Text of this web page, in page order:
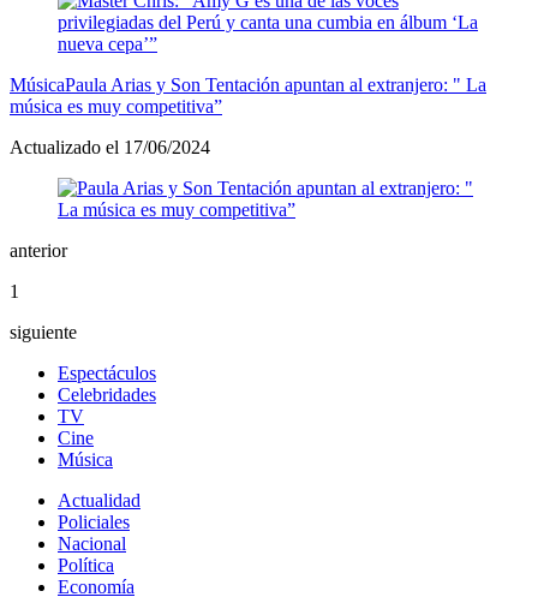
MúsicaPaula Arias y Son Tentación apuntan al extranjero: " La
música es muy competitiva”
Actualizado el 17/06/2024
anterior
1
siguiente
Espectáculos
Celebridades
TV
Cine
Música
Actualidad
Policiales
Nacional
Política
Economía